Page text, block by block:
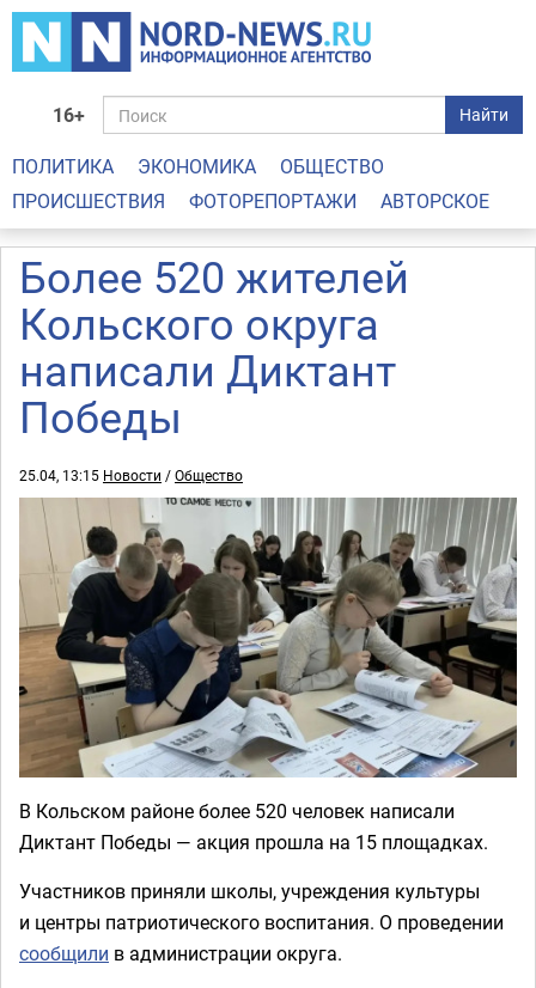
16+ Найти
ПОЛИТИКА ЭКОНОМИКА
ОБЩЕСТВО
ПРОИСШЕСТВИЯ
ФОТОРЕПОРТАЖИ АВТОРСКОЕ
Более 520 жителей
Кольского округа
написали Диктант
Победы
25.04, 13:15 Новости /Общество
В Кольском районе более 520 человек написали
Диктант Победы — акция прошла на 15 площадках.
Участников приняли школы, учреждения культуры
и центры патриотического воспитания. О проведении
сообщили в администрации округа.